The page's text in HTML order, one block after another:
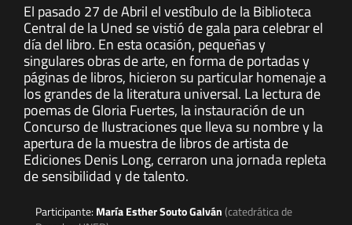
El pasado 27 de Abril el vestíbulo de la Biblioteca
Central de la Uned se vistió de gala para celebrar el
día del libro. En esta ocasión, pequeñas y
singulares obras de arte, en forma de portadas y
páginas de libros, hicieron su particular homenaje a
los grandes de la literatura universal. La lectura de
poemas de Gloria Fuertes, la instauración de un
Concurso de Ilustraciones que lleva su nombre y la
apertura de la muestra de libros de artista de
Ediciones Denis Long, cerraron una jornada repleta
de sensibilidad y de talento.
Participante: María Esther Souto Galván(catedrática de